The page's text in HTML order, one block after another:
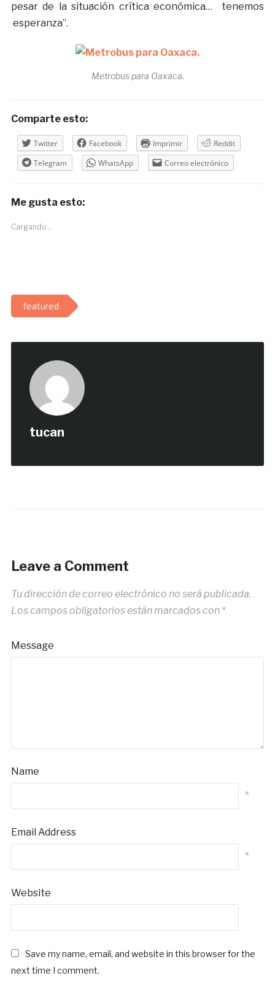
pesar de la situación crítica económica… tenemos
esperanza”.
Metrobus para Oaxaca.
Comparte esto:
Twitter Facebook Imprimir
Reddit
Telegram
WhatsApp Correo electrónico
Me gusta esto:
Cargando...
featured
tucan
Leave a Comment
Tu dirección de correo electrónico no será publicada.
Los campos obligatorios están marcados con *
Message
Name
*
Email Address
*
Website
Save my name, email, and website in this browser for the
next time I comment.